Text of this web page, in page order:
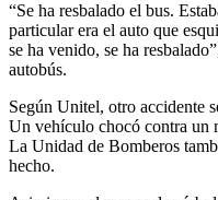
“Se ha resbalado el bus.
particular era el auto que
se ha venido, se ha
autobús.
Según Unitel, otro accidente
Un vehículo chocó contra un
La Unidad de Bomberos
hecho.